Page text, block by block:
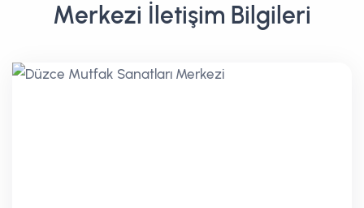
Merkezi İletişim Bilgileri